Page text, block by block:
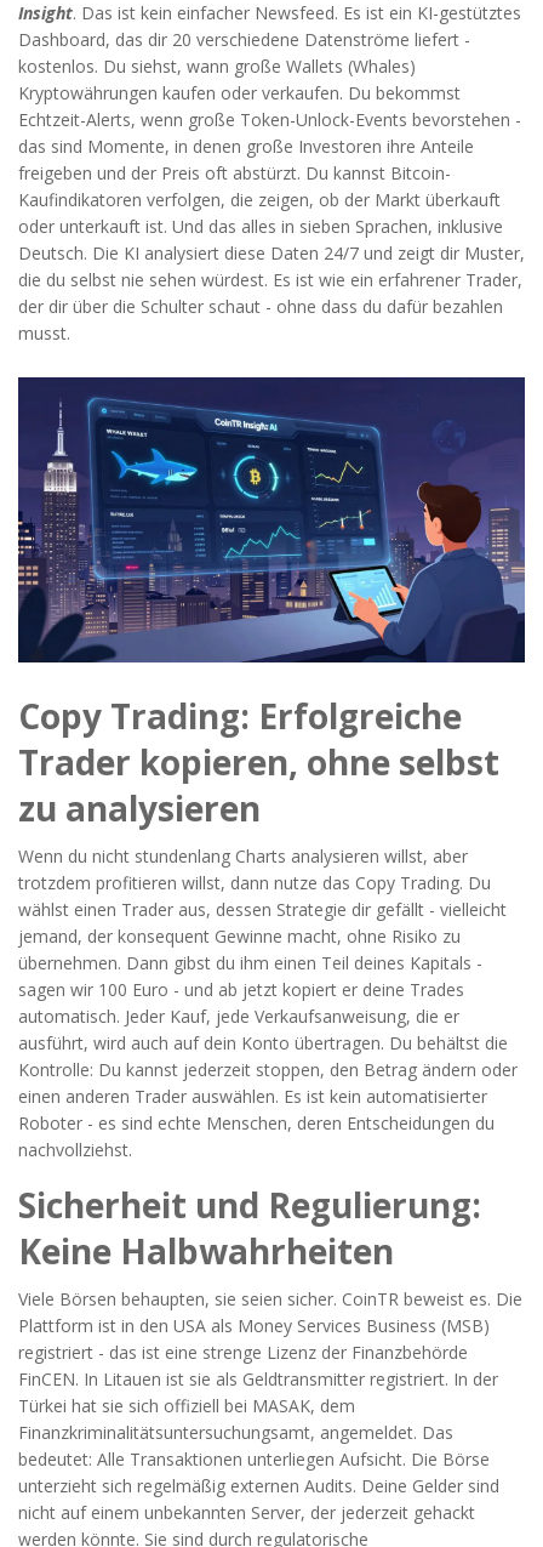
Insight. Das ist kein einfacher Newsfeed. Es ist ein KI-gestütztes
Dashboard, das dir 20 verschiedene Datenströme liefert -
kostenlos. Du siehst, wann große Wallets (Whales)
Kryptowährungen kaufen oder verkaufen. Du bekommst
Echtzeit-Alerts, wenn große Token-Unlock-Events bevorstehen -
das sind Momente, in denen große Investoren ihre Anteile
freigeben und der Preis oft abstürzt. Du kannst Bitcoin-
Kaufindikatoren verfolgen, die zeigen, ob der Markt überkauft
oder unterkauft ist. Und das alles in sieben Sprachen, inklusive
Deutsch. Die KI analysiert diese Daten 24/7 und zeigt dir Muster,
die du selbst nie sehen würdest. Es ist wie ein erfahrener Trader,
der dir über die Schulter schaut - ohne dass du dafür bezahlen
musst.
Copy Trading: Erfolgreiche
Trader kopieren, ohne selbst
zu analysieren
Wenn du nicht stundenlang Charts analysieren willst, aber
trotzdem profitieren willst, dann nutze das Copy Trading. Du
wählst einen Trader aus, dessen Strategie dir gefällt - vielleicht
jemand, der konsequent Gewinne macht, ohne Risiko zu
übernehmen. Dann gibst du ihm einen Teil deines Kapitals -
sagen wir 100 Euro - und ab jetzt kopiert er deine Trades
automatisch. Jeder Kauf, jede Verkaufsanweisung, die er
ausführt, wird auch auf dein Konto übertragen. Du behältst die
Kontrolle: Du kannst jederzeit stoppen, den Betrag ändern oder
einen anderen Trader auswählen. Es ist kein automatisierter
Roboter - es sind echte Menschen, deren Entscheidungen du
nachvollziehst.
Sicherheit und Regulierung:
Keine Halbwahrheiten
Viele Börsen behaupten, sie seien sicher. CoinTR beweist es. Die
Plattform ist in den USA als Money Services Business (MSB)
registriert - das ist eine strenge Lizenz der Finanzbehörde
FinCEN. In Litauen ist sie als Geldtransmitter registriert. In der
Türkei hat sie sich offiziell bei MASAK, dem
Finanzkriminalitätsuntersuchungsamt, angemeldet. Das
bedeutet: Alle Transaktionen unterliegen Aufsicht. Die Börse
unterzieht sich regelmäßig externen Audits. Deine Gelder sind
nicht auf einem unbekannten Server, der jederzeit gehackt
werden könnte. Sie sind durch regulatorische